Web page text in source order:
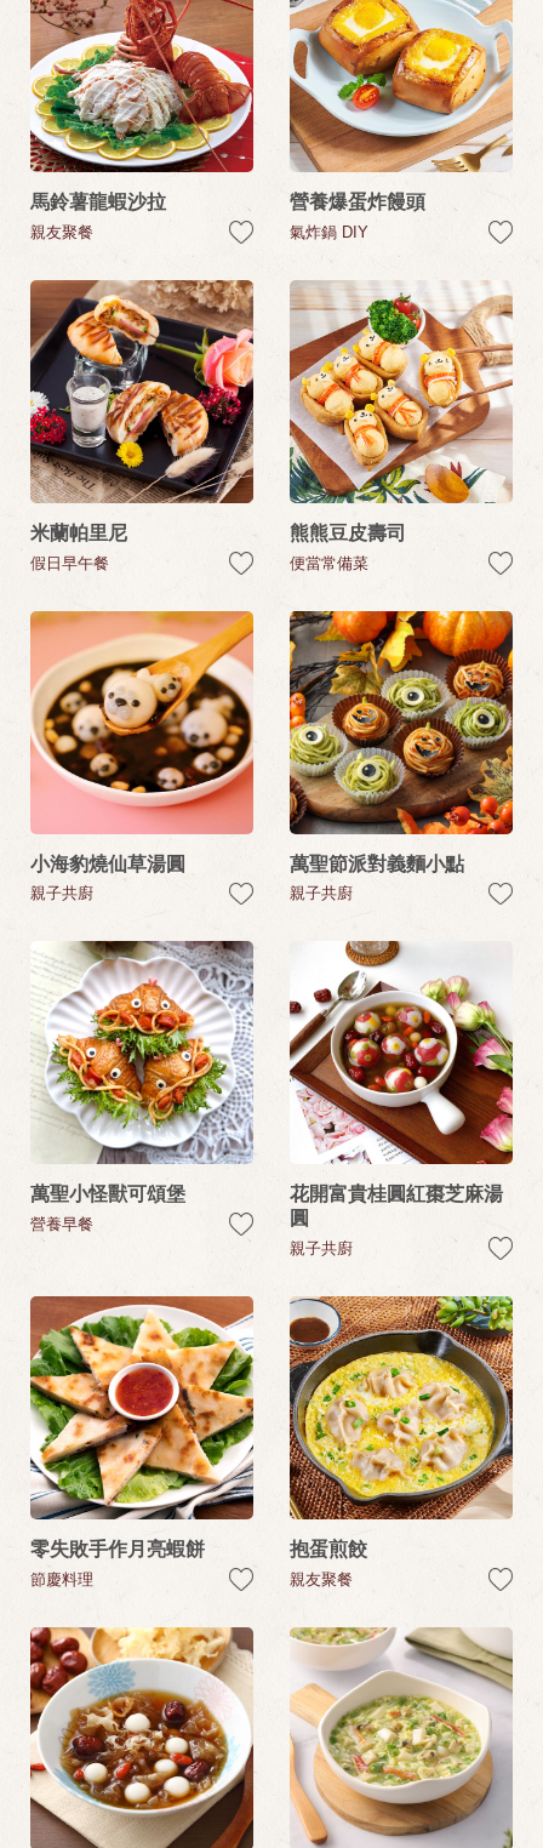
馬鈴薯龍蝦沙拉
親友聚餐
營養爆蛋炸饅頭
氣炸鍋 DIY
米蘭帕里尼
假日早午餐
熊熊豆皮壽司
便當常備菜
小海豹燒仙草湯圓
親子共廚
萬聖節派對義麵小點
親子共廚
萬聖小怪獸可頌堡
營養早餐
花開富貴桂圓紅棗芝麻湯
圓
親子共廚
零失敗手作月亮蝦餅
節慶料理
抱蛋煎餃
親友聚餐